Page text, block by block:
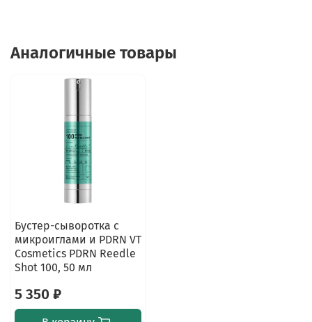
Аналогичные товары
Бустер-сыворотка с
микроиглами и PDRN VT
Cosmetics PDRN Reedle
Shot 100, 50 мл
5 350 ₽